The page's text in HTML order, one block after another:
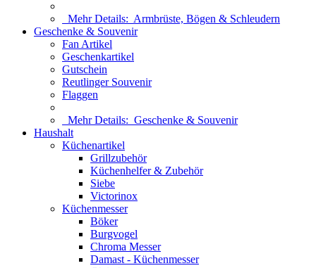
Mehr Details: Armbrüste, Bögen & Schleudern
Geschenke & Souvenir
Fan Artikel
Geschenkartikel
Gutschein
Reutlinger Souvenir
Flaggen
Mehr Details: Geschenke & Souvenir
Haushalt
Küchenartikel
Grillzubehör
Küchenhelfer & Zubehör
Siebe
Victorinox
Küchenmesser
Böker
Burgvogel
Chroma Messer
Damast - Küchenmesser